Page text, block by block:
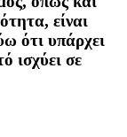
είναι
ότι υπάρχει
ισχύει σε